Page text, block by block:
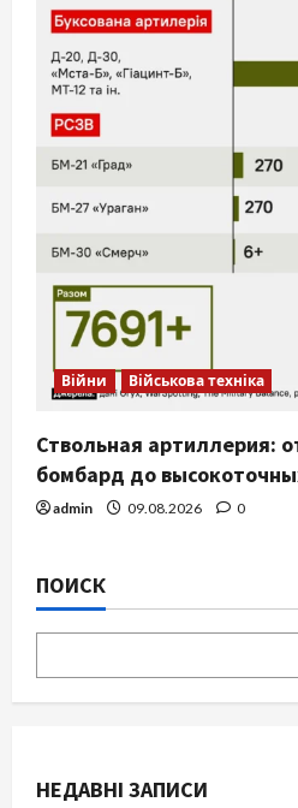
Війни Військова техніка
Ствольная артиллерия:
бомбард до
admin 09.08.2026 0
ПОИСК
НЕДАВНІ ЗАПИСИ